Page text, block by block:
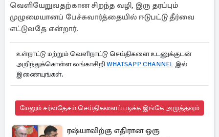
வெளியேறுவதற்கான சிறந்த வழி, இரு தரப்பும்
முழுமையானப் பேச்சுவார்த்தையில் ஈடுபட்டு தீர்வை
எட்டுவதே என்றார்.
உள்நாட்டு மற்றும் வெளிநாட்டு செய்திகளை உடனுக்குடன்
அறிந்துக்கொள்ள லங்காசிறி WHATSAPP CHANNEL இல்
இணையுங்கள்.
மேலும் சர்வதேசம் செய்திகளைப் படிக்க இங்கே அழுத்தவும்
ரஷ்யாவிற்கு எதிரான ஒரு